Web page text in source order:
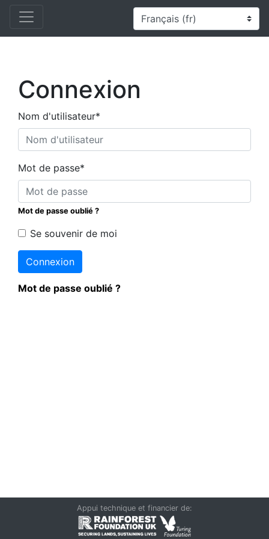
Connexion
Nom d'utilisateur*
Mot de passe*
Mot de passe oublié ?
Se souvenir de moi
Connexion
Mot de passe oublié ?
Appui technique et financier de: